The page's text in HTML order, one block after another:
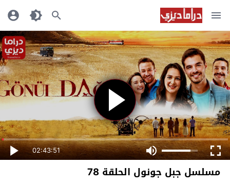
02:43:51
مسلسل جبل جونول الحلقة 78